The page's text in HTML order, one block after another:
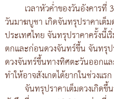
เวลาหัวค่ำของวันอังคาร
วันมาฆบูชา เกิดจันทรุปราคาเต็ม
ประเทศไทย จันทรุปราคาครั้งนี้
ตกและก่อนดวงจันทร์ขึ้น จันทรุ
ดวงจันทร์ขึ้นทางทิศตะวันออกแ
ทำให้อาจสังเกตได้ยากในช่วงแรก
จันทรุปราคาเต็มดวงเกิดขึ้